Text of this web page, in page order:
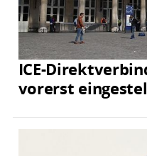
ICE-
vorerst